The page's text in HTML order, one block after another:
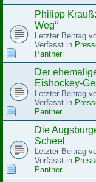
Philipp
Weg“
Letzter Beitrag
Verfasst in
Panther
Der
Eishockey-
Letzter Beitrag
Verfasst in
Panther
Die
Scheel
Letzter Beitrag
Verfasst in
Panther